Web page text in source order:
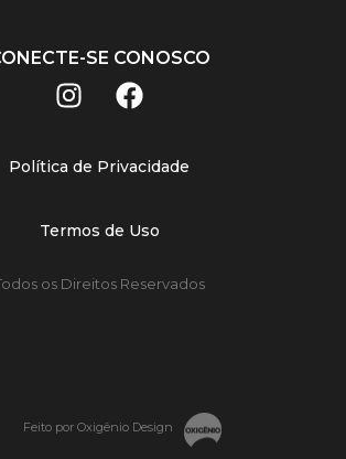
SE CONOSCO
Política de Privacidade
Termos de Uso
os Direitos Reservados
Feito por Oxigênio Design